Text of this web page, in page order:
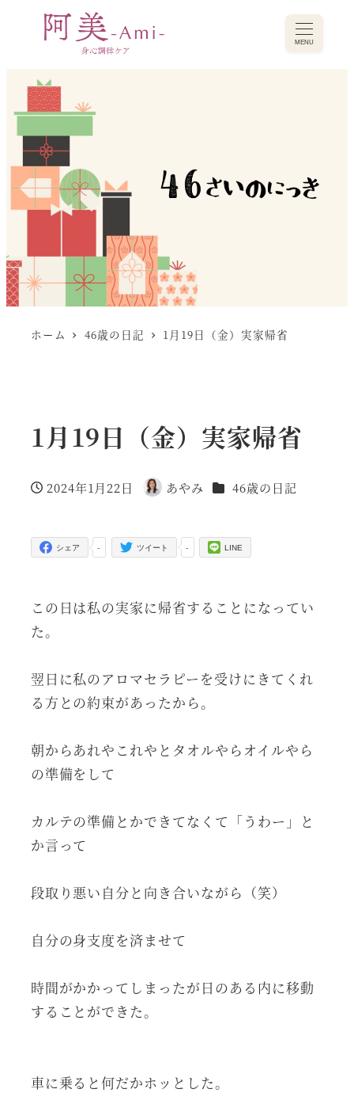
MENU
ホーム 46歳の日記 1月19日（金）実家帰省
1月19日（金）実家帰省
投稿日
2024年1月22日
著
あやみ カテゴリー
46歳の日記
-
シェア -
ツイート LINE
この日は私の実家に帰省することになってい
た。
翌日に私のアロマセラピーを受けにきてくれ
る方との約束があったから。
朝からあれやこれやとタオルやらオイルやら
の準備をして
カルテの準備とかできてなくて「うわー」と
か言って
段取り悪い自分と向き合いながら（笑）
自分の身支度を済ませて
時間がかかってしまったが日のある内に移動
することができた。
車に乗ると何だかホッとした。